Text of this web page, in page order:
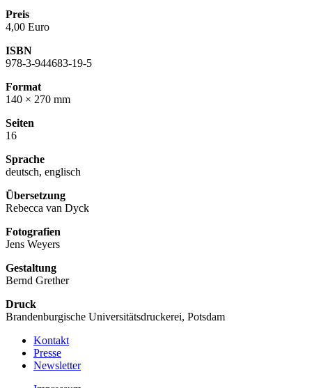
Preis
4,00 Euro
ISBN
978-3-944683-19-5
Format
140 × 270 mm
Seiten
16
Sprache
deutsch, englisch
Übersetzung
Rebecca van Dyck
Fotografien
Jens Weyers
Gestaltung
Bernd Grether
Druck
Brandenburgische Universitätsdruckerei, Potsdam
Kontakt
Presse
Newsletter